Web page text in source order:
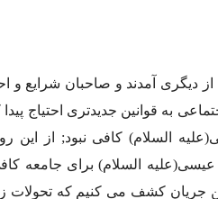
دیگرى آمدند و صاحبان شرایع و
به قوانین جدیدترى احتیاج پیدا
السلام) كافى نبود; از
السلام) براى جامعه
جریان كشف مى كنیم كه تحولات